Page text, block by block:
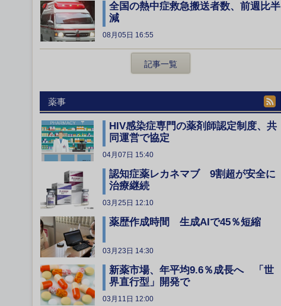
全国の熱中症救急搬送者数、前週比半
減
08月05日 16:55
記事一覧
薬事
HIV感染症専門の薬剤師認定制度、共
同運営で協定
04月07日 15:40
認知症薬レカネマブ 9割超が安全に
治療継続
03月25日 12:10
薬歴作成時間 生成AIで45％短縮
03月23日 14:30
新薬市場、年平均9.6％成長へ 「世
界直行型」開発で
03月11日 12:00